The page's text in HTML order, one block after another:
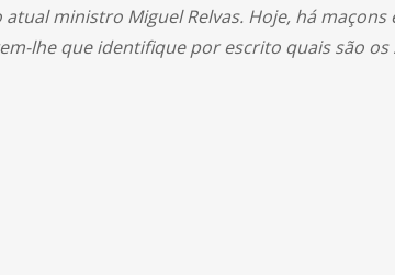
ministro Miguel Relvas. Hoje, há
lhe que identifique por escrito quais são